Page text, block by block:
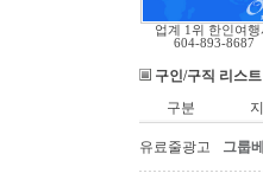
업계 1위 한인여행
604-893-8687
구인/구직 리스
구분
유료줄광고 그룹